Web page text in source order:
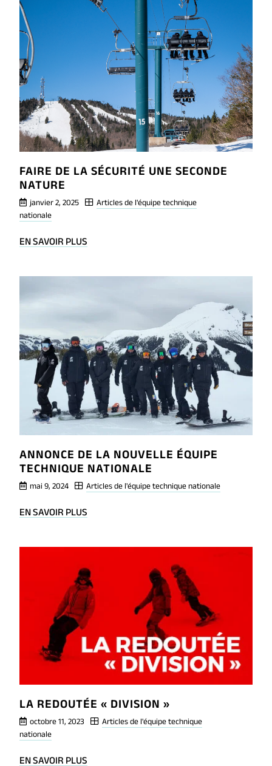
DE
L’ÉQUIPEMENT
MEMBRES
NATIONALE
FAIRE DE LA SÉCURITÉ UNE SECONDE
NATURE
janvier 2, 2025
Articles de l'équipe technique
nationale
EN SAVOIR PLUS
SECONDE
NATURE
ANNONCE DE LA NOUVELLE ÉQUIPE
TECHNIQUE NATIONALE
mai 9, 2024 Articles de l'équipe technique nationale
EN SAVOIR PLUS
LA
NOUVELLE
ÉQUIPE
TECHNIQUE
LA REDOUTÉE « DIVISION »
octobre 11, 2023
Articles de l'équipe technique
nationale
EN SAVOIR PLUS